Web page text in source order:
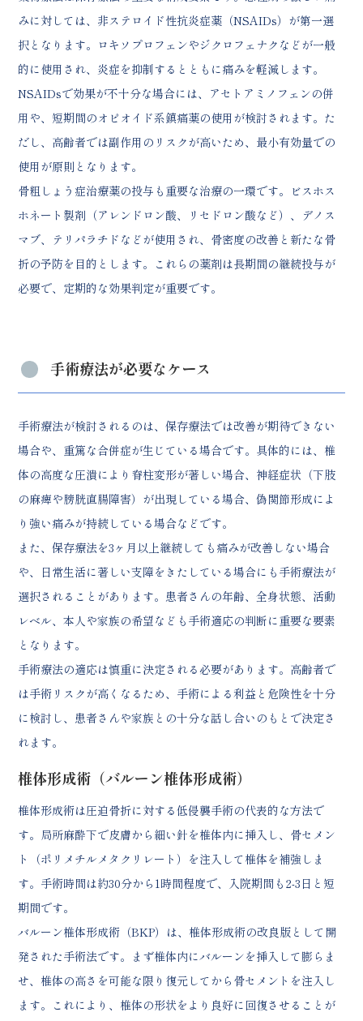
みに対しては、非ステロイド性抗炎症薬（NSAIDs）が第一選
択となります。ロキソプロフェンやジクロフェナクなどが一般
的に使用され、炎症を抑制するとともに痛みを軽減します。
NSAIDsで効果が不十分な場合には、アセトアミノフェンの併
用や、短期間のオピオイド系鎮痛薬の使用が検討されます。た
だし、高齢者では副作用のリスクが高いため、最小有効量での
使用が原則となります。
骨粗しょう症治療薬の投与も重要な治療の一環です。ビスホス
ホネート製剤（アレンドロン酸、リセドロン酸など）、デノス
マブ、テリパラチドなどが使用され、骨密度の改善と新たな骨
折の予防を目的とします。これらの薬剤は長期間の継続投与が
必要で、定期的な効果判定が重要です。
手術療法が必要なケース
手術療法が検討されるのは、保存療法では改善が期待できない
場合や、重篤な合併症が生じている場合です。具体的には、椎
体の高度な圧潰により脊柱変形が著しい場合、神経症状（下肢
の麻痺や膀胱直腸障害）が出現している場合、偽関節形成によ
り強い痛みが持続している場合などです。
また、保存療法を3ヶ月以上継続しても痛みが改善しない場合
や、日常生活に著しい支障をきたしている場合にも手術療法が
選択されることがあります。患者さんの年齢、全身状態、活動
レベル、本人や家族の希望なども手術適応の判断に重要な要素
となります。
手術療法の適応は慎重に決定される必要があります。高齢者で
は手術リスクが高くなるため、手術による利益と危険性を十分
に検討し、患者さんや家族との十分な話し合いのもとで決定さ
れます。
椎体形成術（バルーン椎体形成術）
椎体形成術は圧迫骨折に対する低侵襲手術の代表的な方法で
す。局所麻酔下で皮膚から細い針を椎体内に挿入し、骨セメン
ト（ポリメチルメタクリレート）を注入して椎体を補強しま
す。手術時間は約30分から1時間程度で、入院期間も2-3日と短
期間です。
バルーン椎体形成術（BKP）は、椎体形成術の改良版として開
発された手術法です。まず椎体内にバルーンを挿入して膨らま
せ、椎体の高さを可能な限り復元してから骨セメントを注入し
ます。これにより、椎体の形状をより良好に回復させることが